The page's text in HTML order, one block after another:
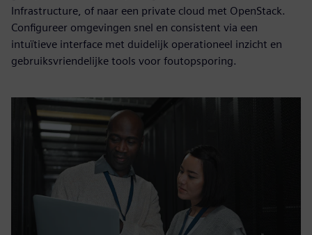
Infrastructure, of naar een private cloud met OpenStack.
Configureer omgevingen snel en consistent via een
intuïtieve interface met duidelijk operationeel inzicht en
gebruiksvriendelijke tools voor foutopsporing.